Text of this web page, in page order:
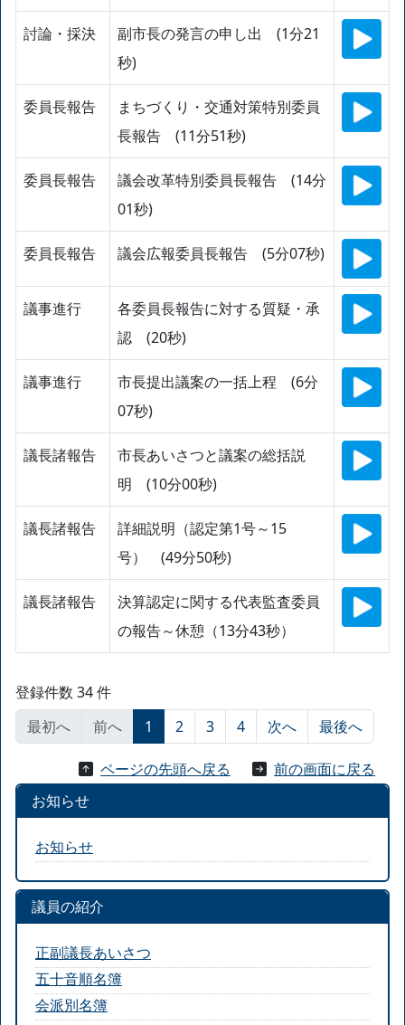
討論・採決
副市長の発言の申し出 (1分21
秒)
委員長報告
まちづくり・交通対策特別委員
長報告 (11分51秒)
委員長報告
議会改革特別委員長報告 (14分
01秒)
委員長報告 議会広報委員長報告 (5分07秒)
議事進行
各委員長報告に対する質疑・承
認 (20秒)
議事進行
市長提出議案の一括上程 (6分
07秒)
議長諸報告
市長あいさつと議案の総括説
明 (10分00秒)
議長諸報告
詳細説明（認定第1号～15
号） (49分50秒)
議長諸報告
決算認定に関する代表監査委員
の報告～休憩（13分43秒）
登録件数 34 件
最初へ
前へ 1 2 3 4 次へ 最後へ
ページの先頭へ戻る
前の画面に戻る
お知らせ
お知らせ
議員の紹介
正副議長あいさつ
五十音順名簿
会派別名簿